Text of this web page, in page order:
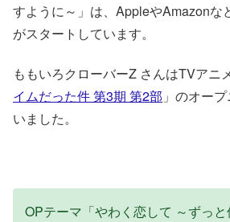
すように～」は、AppleやAmazonな
がスタートしています。
ももいろクローバーZ さんはTVアニ
イムだった件 第3期 第2部 」のオー
いました。
OPテーマ「やわく恋して ～ずっ